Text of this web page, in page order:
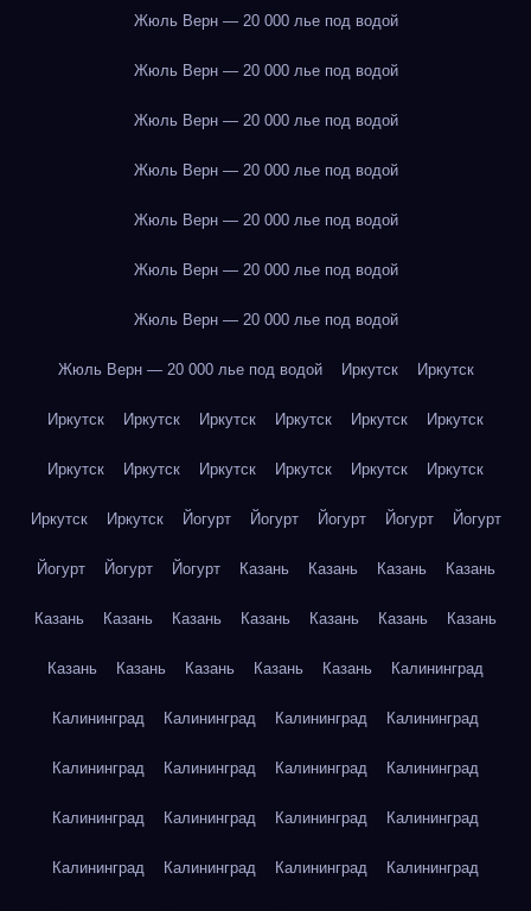
Жюль Верн — 20 000 лье под водой
Жюль Верн — 20 000 лье под водой
Жюль Верн — 20 000 лье под водой
Жюль Верн — 20 000 лье под водой
Жюль Верн — 20 000 лье под водой
Жюль Верн — 20 000 лье под водой
Жюль Верн — 20 000 лье под водой
Жюль Верн — 20 000 лье под водой Иркутск Иркутск
Иркутск Иркутск Иркутск Иркутск Иркутск Иркутск
Иркутск Иркутск Иркутск Иркутск Иркутск Иркутск
Иркутск Иркутск Йогурт Йогурт Йогурт Йогурт Йогурт
Йогурт Йогурт Йогурт Казань Казань Казань Казань
Казань Казань Казань Казань Казань Казань Казань
Казань Казань Казань Казань Казань Калининград
Калининград Калининград Калининград Калининград
Калининград Калининград Калининград Калининград
Калининград Калининград Калининград Калининград
Калининград Калининград Калининград Калининград